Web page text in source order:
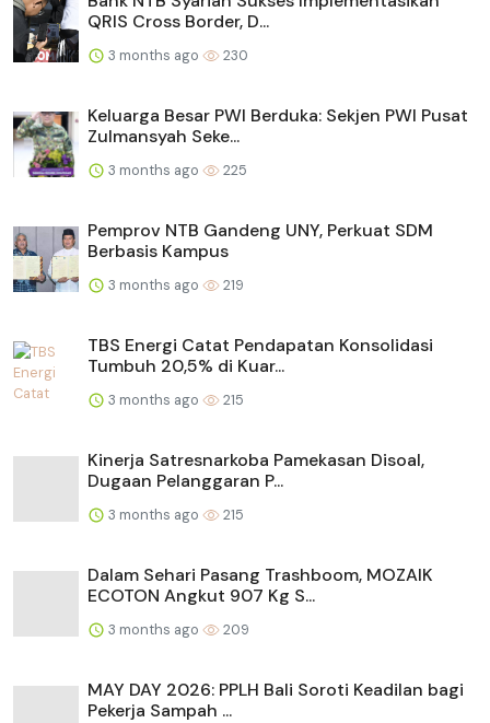
QRIS Cross Border, D...
3 months ago 230
Keluarga Besar PWI Berduka: Sekjen PWI Pusat
Zulmansyah Seke...
3 months ago 225
Pemprov NTB Gandeng UNY, Perkuat SDM
Berbasis Kampus
3 months ago 219
TBS Energi Catat Pendapatan Konsolidasi
Tumbuh 20,5% di Kuar...
3 months ago 215
Kinerja Satresnarkoba Pamekasan Disoal,
Dugaan Pelanggaran P...
3 months ago 215
Dalam Sehari Pasang Trashboom, MOZAIK
ECOTON Angkut 907 Kg S...
3 months ago 209
MAY DAY 2026: PPLH Bali Soroti Keadilan bagi
Pekerja Sampah ...